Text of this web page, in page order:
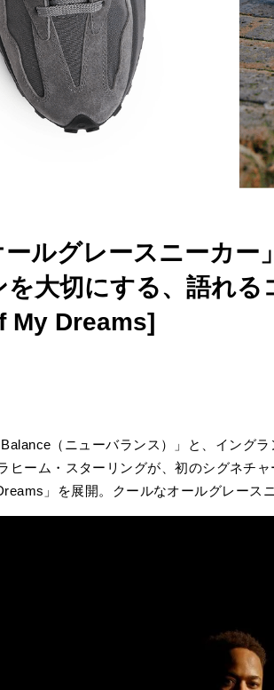
ールグレースニーカー
を大切にする、語れ
My Dreams]
Balance（ニューバランス）」と、イング
ヒーム・スターリングが、初のシグネチ
」を展開。クールなオールグレース